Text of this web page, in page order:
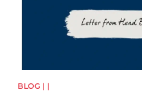
BLOG | |